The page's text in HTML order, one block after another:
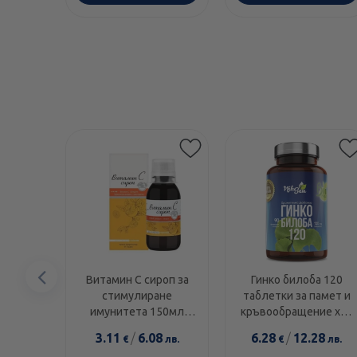
Витамин С сироп за
стимулиране
имунитета 150мл
3.11 € / 6.08лв.
Гинко билоба 120
таблетки за памет и
кръвообращение х90
6.28 € / 12.28 лв.
Предишен
елемент